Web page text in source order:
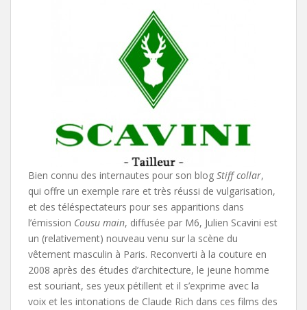
Bien connu des internautes pour son blog Stiff collar,
qui offre un exemple rare et très réussi de vulgarisation,
et des téléspectateurs pour ses apparitions dans
l’émission Cousu main, diffusée par M6, Julien Scavini est
un (relativement) nouveau venu sur la scène du
vêtement masculin à Paris. Reconverti à la couture en
2008 après des études d’architecture, le jeune homme
est souriant, ses yeux pétillent et il s’exprime avec la
voix et les intonations de Claude Rich dans ces films des